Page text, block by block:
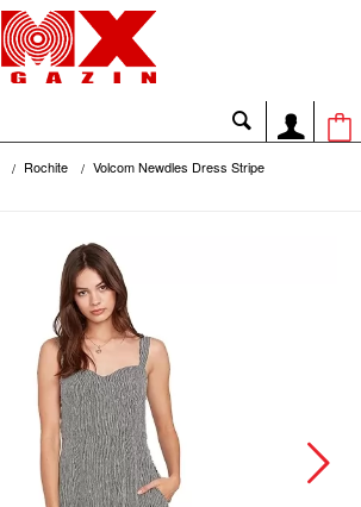
Rochite Volcom Newdles Dress Stripe